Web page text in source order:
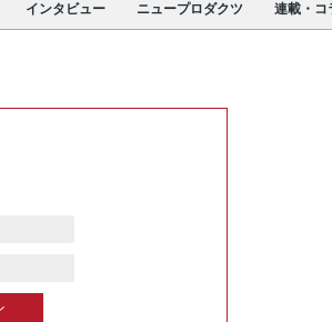
インタビュー ニュープロダクツ 連載・コ